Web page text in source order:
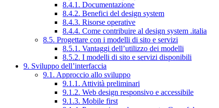
8.4.1. Documentazione
8.4.2. Benefici del design system
8.4.3. Risorse operative
8.4.4. Come contribuire al design system .italia
8.5. Progettare con i modelli di sito e servizi
8.5.1. Vantaggi dell’utilizzo dei modelli
8.5.2. I modelli di sito e servizi disponibili
9. Sviluppo dell’interfaccia
9.1. Approccio allo sviluppo
9.1.1. Attività preliminari
9.1.2. Web design responsivo e accessibile
9.1.3. Mobile first